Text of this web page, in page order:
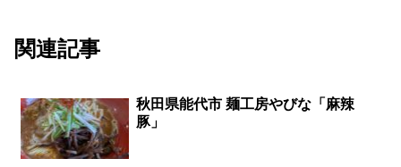
関連記事
秋田県能代市 麺工房やびな「麻辣
豚」